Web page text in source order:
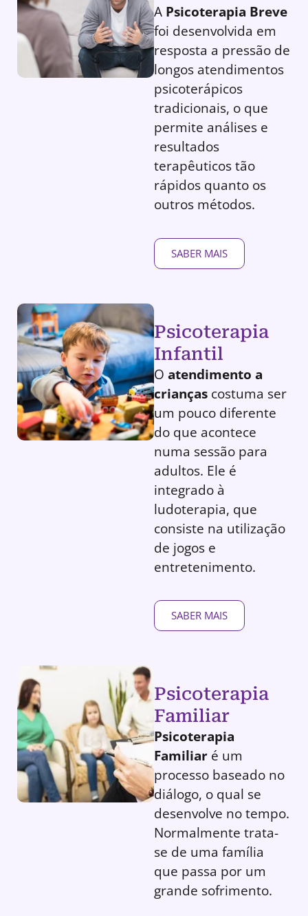
A Psicoterapia Breve
foi desenvolvida em
resposta a pressão de
longos atendimentos
psicoterápicos
tradicionais, o que
permite análises e
resultados
terapêuticos tão
rápidos quanto os
outros métodos.
SABER MAIS
Psicoterapia
Infantil
O atendimento a
crianças costuma ser
um pouco diferente
do que acontece
numa sessão para
adultos. Ele é
integrado à
ludoterapia, que
consiste na utilização
de jogos e
entretenimento.
SABER MAIS
Psicoterapia
Familiar
Psicoterapia
Familiar é um
processo baseado no
diálogo, o qual se
desenvolve no tempo.
Normalmente trata-
se de uma família
que passa por um
grande sofrimento.